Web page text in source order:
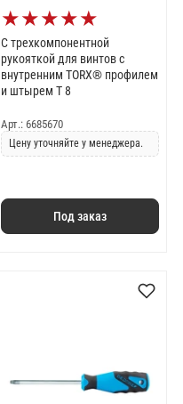
★★★★★
C трехкомпонентной
рукояткой для винтов с
внутренним TORX® профилем
и штырем T 8
Арт.: 6685670
Цену уточняйте у менеджера.
Под заказ